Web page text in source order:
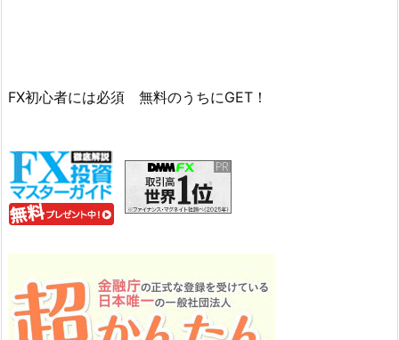
FX初心者には必須 無料のうちにGET！